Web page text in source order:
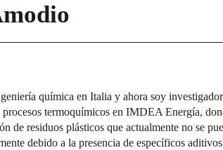
química en Italia y ahora soy
procesos termoquímicos en IMDEA Energía,
de residuos plásticos que actualmente no se
debido a la presencia de específicos